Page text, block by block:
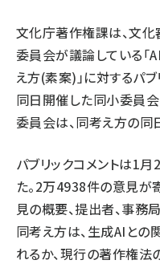
文化庁著作権課は、文
委員会が議論している
え方(素案)」に対するパ
同日開催した同小委員
委員会は、同考え方の同
パブリックコメントは1
た。2万4938件の意見が
見の概要、提出者、事務
同考え方は、生成AIとの
れるか、現行の著作権法